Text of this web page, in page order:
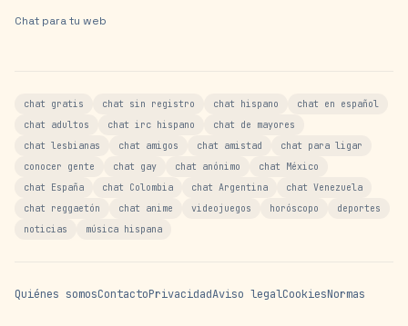
Chat para tu web
chat gratis chat sin registro chat hispano
chat en español
chat adultos
chat irc hispano
chat de mayores
chat lesbianas
chat amigos chat amistad
chat para ligar
conocer gente
chat gay chat anónimo
chat México
chat España
chat Colombia chat Argentina
chat Venezuela
chat reggaetón
chat anime videojuegos horóscopo
deportes
noticias
música hispana
Quiénes somosContactoPrivacidadAviso legalCookiesNormas